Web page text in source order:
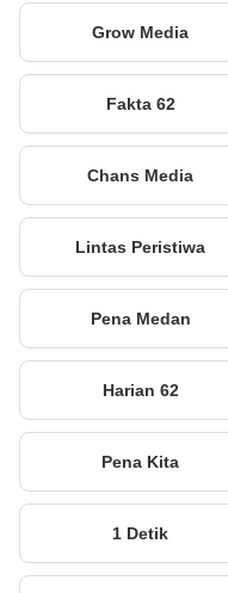
Grow Media
Fakta 62
Chans Media
Lintas Peristiwa
Pena Medan
Harian 62
Pena Kita
1 Detik